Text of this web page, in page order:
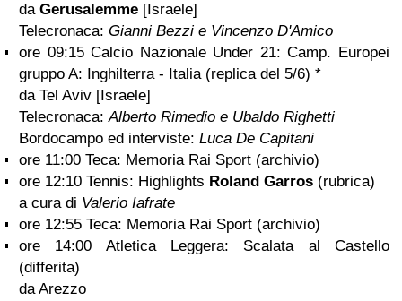
da Gerusalemme [Israele]
Telecronaca: Gianni Bezzi e Vincenzo D'Amico
ore 09:15 Calcio Nazionale Under 21: Camp. Europei
gruppo A: Inghilterra - Italia (replica del 5/6) *
da Tel Aviv [Israele]
Telecronaca:Alberto Rimedio e Ubaldo Righetti
Bordocampo ed interviste: Luca De Capitani
ore 11:00 Teca: Memoria Rai Sport (archivio)
ore 12:10 Tennis: Highlights Roland Garros (rubrica)
a cura di Valerio Iafrate
ore 12:55 Teca: Memoria Rai Sport (archivio)
ore 14:00 Atletica Leggera: Scalata al Castello
(differita)
da Arezzo